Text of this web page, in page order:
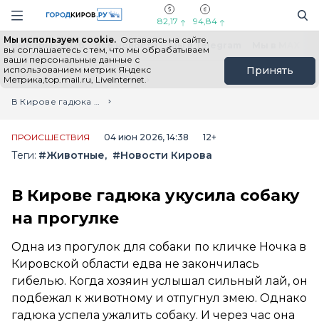
Навигация сайта
82,17 94,84
Мы используем cookie. Оставаясь на сайте,
вы соглашаетесь с тем, что мы обрабатываем
ваши персональные данные с
использованием метрик Яндекс
Метрика,top.mail.ru, LiveInternet.
Принять
Выборы - 2026 Все новости Мы в Telegram
Главная
Лента новостей
В Кирове гадюка укусила собаку на прогулке
ПРОИСШЕСТВИЯ 04 июн 2026, 14:38 12+
Теги: #Животные #Новости Кирова
В Кирове гадюка укусила собаку
на прогулке
Одна из прогулок для собаки по кличке Ночка в
Кировской области едва не закончилась
гибелью. Когда хозяин услышал сильный лай, он
подбежал к животному и отпугнул змею. Однако
гадюка успела ужалить собаку. И через час она